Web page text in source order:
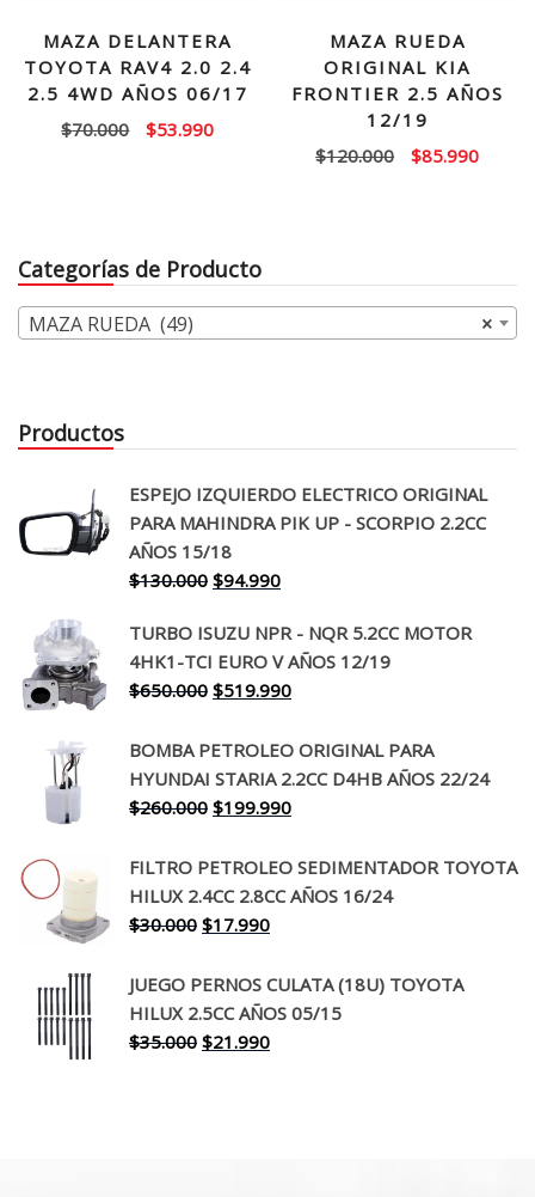
MAZA DELANTERA
TOYOTA RAV4 2.0 2.4
2.5 4WD AÑOS 06/17
$70.000
El
$53.990El
MAZA RUEDA
ORIGINAL KIA
FRONTIER 2.5 AÑOS
12/19
$120.000
El
$85.990El
Categorías de Producto
×
MAZA RUEDA (49)
Productos
ESPEJO IZQUIERDO ELECTRICO ORIGINAL
PARA MAHINDRA PIK UP - SCORPIO 2.2CC
AÑOS 15/18
$130.000 El
original
era:
$130.000.
$94.990El
actual
es:
$94.990.
TURBO ISUZU NPR - NQR 5.2CC MOTOR
4HK1-TCI EURO V AÑOS 12/19
$650.000 El
original
era:
$650.000.
$519.990El
actual
es:
$519.990.
BOMBA PETROLEO ORIGINAL PARA
HYUNDAI STARIA 2.2CC D4HB AÑOS 22/24
$260.000 El
original
era:
$260.000.
$199.990El
actual
es:
FILTRO PETROLEO SEDIMENTADOR TOYOTA
HILUX 2.4CC 2.8CC AÑOS 16/24
$30.000 El
original
era:
$30.000.
$17.990El
actual
es:
$17.990.
JUEGO PERNOS CULATA (18U) TOYOTA
HILUX 2.5CC AÑOS 05/15
$35.000 El
$21.990El